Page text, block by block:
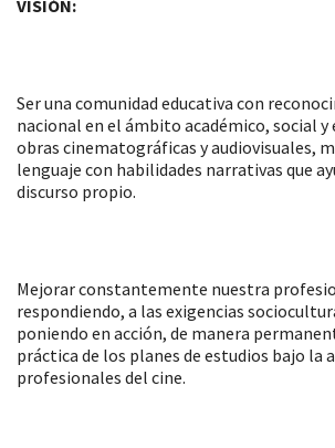
VISIÓN:
Ser una comunidad educativa con
nacional en el ámbito académico, social y
obras cinematográficas y audiovisuales,
lenguaje con habilidades narrativas que
discurso propio.
Mejorar constantemente nuestra
respondiendo, a las exigencias
poniendo en acción, de manera
práctica de los planes de estudios bajo la
profesionales del cine.